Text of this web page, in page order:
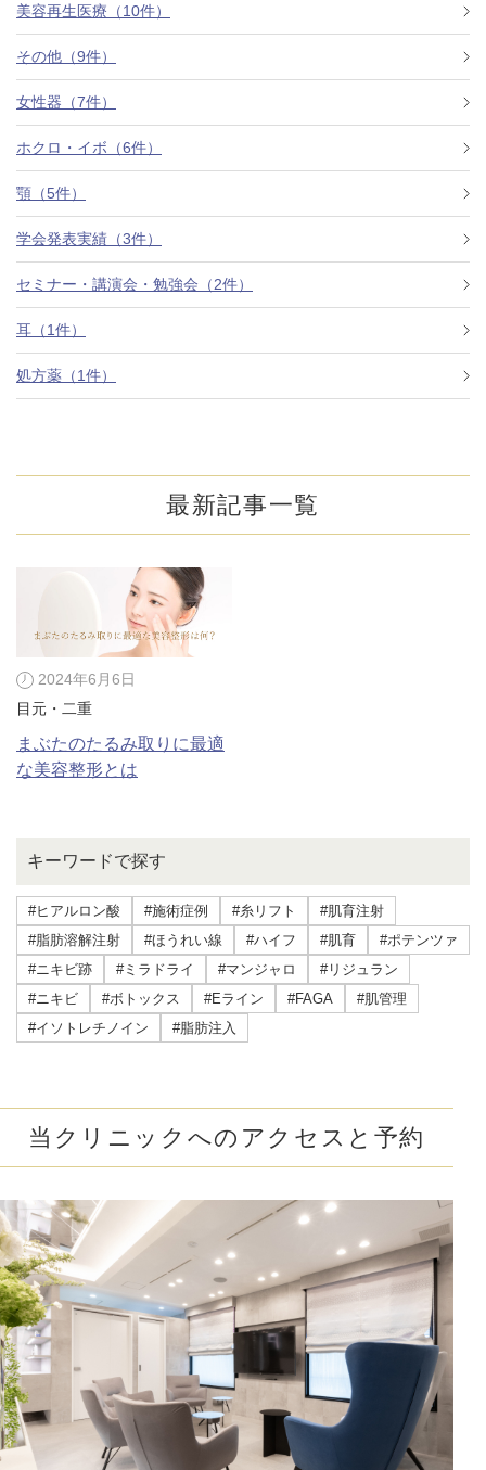
よくあるご質問
美容ブログ
井畑 峰紀 医師 安形省吾 医師
美容再生医療（10件）
その他（9件）
女性器（7件）
ホクロ・イボ（6件）
顎（5件）
学会発表実績（3件）
セミナー・講演会・勉強会（2件）
耳（1件）
処方薬（1件）
キーワードで探す
#ヒアルロン酸 #施術症例 #糸リフト
#肌育注射
#脂肪溶解注射
#ほうれい線 #ハイフ #肌育
#ポテンツァ
#ニキビ跡
#ミラドライ #マンジャロ
#リジュラン
#ニキビ
#ボトックス #Eライン #FAGA
#肌管理
#イソトレチノイン
#脂肪注入
最新記事一覧
2024年6月6日
目元・二重
まぶたのたるみ取りに最適
な美容整形とは
当クリニックへのアクセスと予約